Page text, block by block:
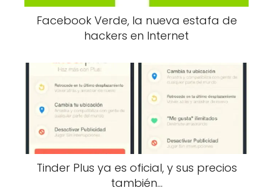
Facebook Verde, la nueva estafa de
hackers en Internet
Tinder Plus ya es oficial, y sus precios
también…